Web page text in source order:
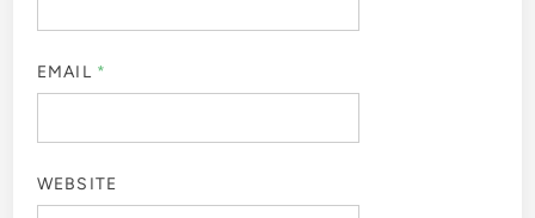
EMAIL *
WEBSITE